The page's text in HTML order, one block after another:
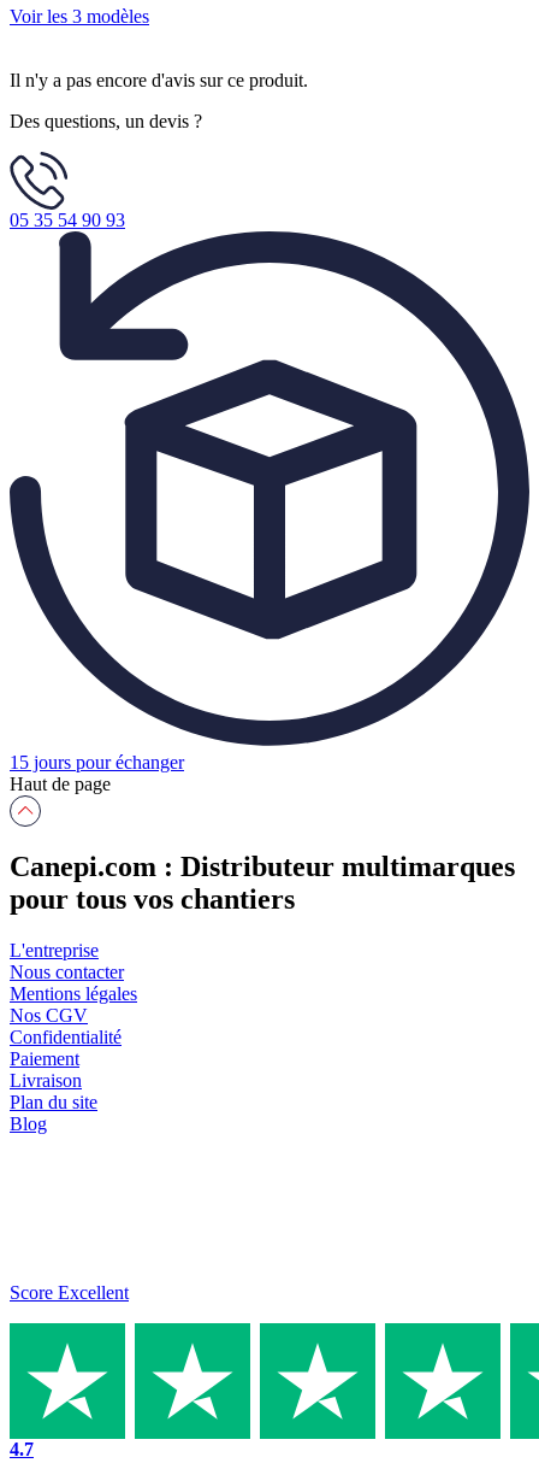
Voir les 3 modèles
Il n'y a pas encore d'avis sur ce produit.
Des questions, un devis ?
05 35 54 90 93
15 jours pour échanger
Haut de page
Canepi.com : Distributeur multimarques
pour tous vos chantiers
L'entreprise
Nous contacter
Mentions légales
Nos CGV
Confidentialité
Paiement
Livraison
Plan du site
Blog
Score Excellent
4.7